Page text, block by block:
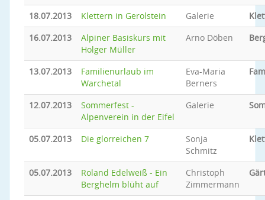
18.07.2013 Klettern in Gerolstein Galerie
16.07.2013
Alpiner Basiskurs mit
Holger Müller
Arno Döben
13.07.2013
Familienurlaub im
Warchetal
Eva-Maria
Berners
12.07.2013
Sommerfest -
Alpenverein in der Eifel
Galerie
05.07.2013 Die glorreichen 7
Sonja
Schmitz
05.07.2013
Roland Edelweiß - Ein
Berghelm blüht auf
Christoph
Zimmermann